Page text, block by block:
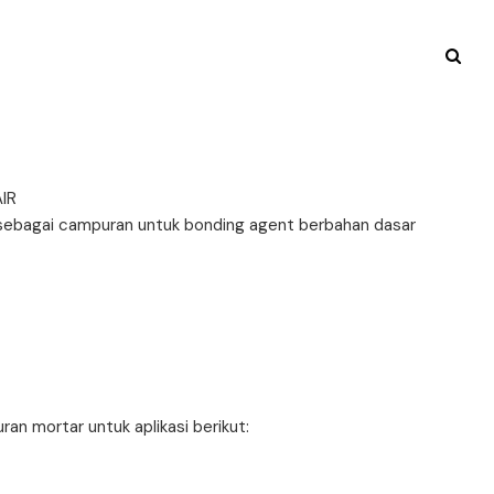
campuran untuk bonding agent berbahan dasar
mortar untuk aplikasi berikut: